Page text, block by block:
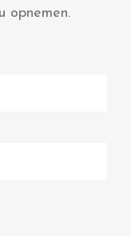
opnemen.